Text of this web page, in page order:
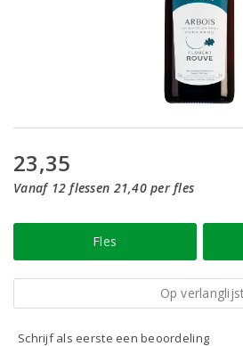
23,35
Vanaf 12 flessen 21,40 per fles
Fles
Op
Schrijf als eerste een beoordeling